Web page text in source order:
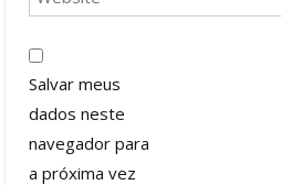
Salvar meus
dados neste
navegador para
a próxima vez